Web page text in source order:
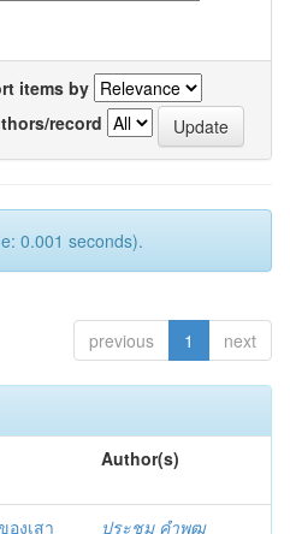
items by
record
0.001 seconds).
previous 1 next
Author(s)
งเสา
ประชุม คำพุฒ